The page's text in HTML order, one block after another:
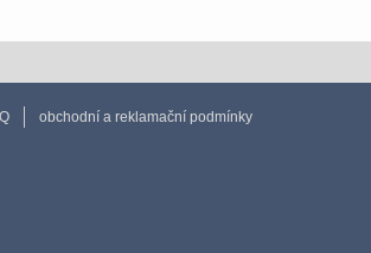
obchodní a reklamační podmínky